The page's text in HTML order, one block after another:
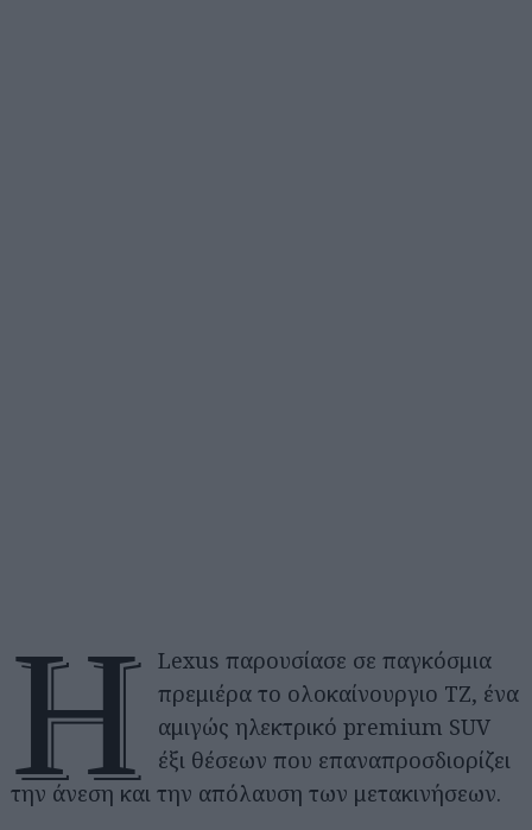
Η
Lexus παρουσίασε σε παγκόσμια
πρεμιέρα το ολοκαίνουργιο TZ, ένα
αμιγώς ηλεκτρικό premium SUV
έξι θέσεων που επαναπροσδιορίζει
την άνεση και την απόλαυση των μετακινήσεων.